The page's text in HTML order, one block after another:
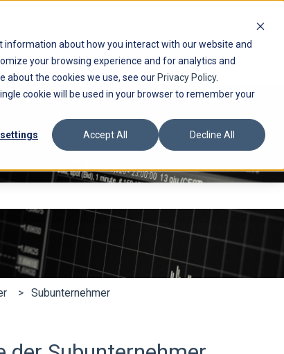
information about how you interact with our website and
your browsing experience and for analytics and
about the cookies we use, see our Privacy Policy.
cookie will be used in your browser to remember your
Accept All Decline All
Subunternehmer